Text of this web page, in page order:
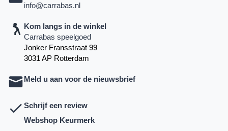
info@carrabas.nl
Kom langs in de winkel
Carrabas speelgoed
Jonker Fransstraat 99
3031 AP Rotterdam
Meld u aan voor de nieuwsbrief
Schrijf een review
Webshop Keurmerk